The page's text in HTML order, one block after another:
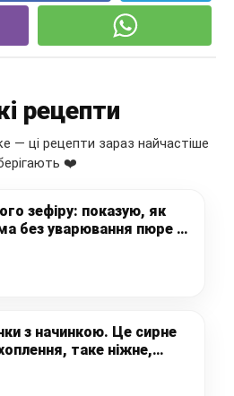
рецепти
— ці рецепти зараз найчастіше
❤️
зефіру: показую, як
без уварювання пюре –
у всіх
з начинкою. Це сирне
таке ніжне,
– дуже рекомендую